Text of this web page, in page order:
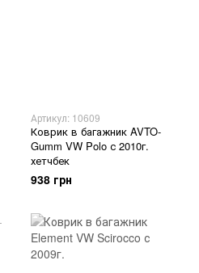
Артикул: 10609
Коврик в багажник AVTO-
Gumm VW Polo с 2010г.
хетчбек
938 грн